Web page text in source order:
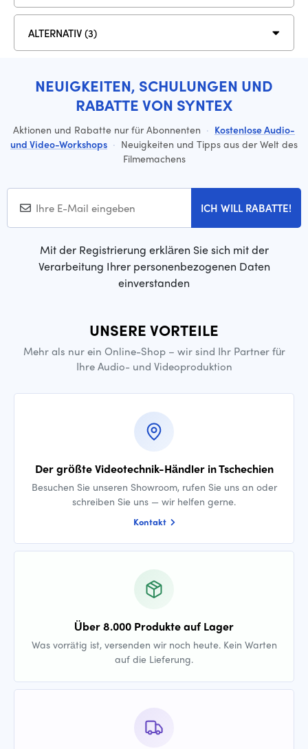
ALTERNATIV (3)
NEUIGKEITEN, SCHULUNGEN UND
RABATTE VON SYNTEX
Aktionen und Rabatte nur für Abonnenten · Kostenlose Audio-
und Video-Workshops · Neuigkeiten und Tipps aus der Welt des
Filmemachens
ICH WILL RABATTE!
Mit der Registrierung erklären Sie sich mit der
Verarbeitung Ihrer personenbezogenen Daten
einverstanden
UNSERE VORTEILE
Mehr als nur ein Online-Shop – wir sind Ihr Partner für
Ihre Audio- und Videoproduktion
Der größte Videotechnik-Händler in Tschechien
Besuchen Sie unseren Showroom, rufen Sie uns an oder
schreiben Sie uns — wir helfen gerne.
Kontakt
Über 8.000 Produkte auf Lager
Was vorrätig ist, versenden wir noch heute. Kein Warten
auf die Lieferung.